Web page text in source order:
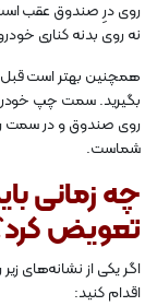
روی درِ صندوق عقب
نه روی بدنه کناری
همچنین بهتر است قبل
بگیرید. سمت چپ
روی صندوق و در سمت
شماست.
تعویض
اگر یکی از نشانه‌های
اقدام کنید: